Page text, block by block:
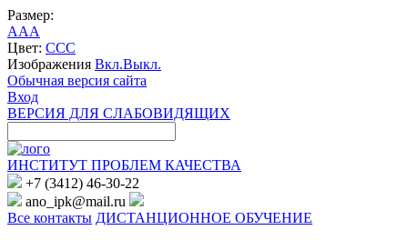
Размер:
AAA
Цвет: CCC
Изображения Вкл.Выкл.
Обычная версия сайта
Вход
ВЕРСИЯ ДЛЯ СЛАБОВИДЯЩИХ
ИНСТИТУТ ПРОБЛЕМ КАЧЕСТВА
+7 (3412) 46-30-22
ano_ipk@mail.ru
Все контакты ДИСТАНЦИОННОЕ ОБУЧЕНИЕ